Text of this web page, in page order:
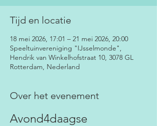
Tijd en locatie
18 mei 2026, 17:01 – 21 mei 2026, 20:00
Speeltuinvereniging "IJsselmonde",
Hendrik van Winkelhofstraat 10, 3078 GL
Rotterdam, Nederland
Over het evenement
Avond4daagse